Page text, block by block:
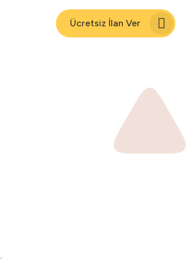
Ücretsiz İlan Ver